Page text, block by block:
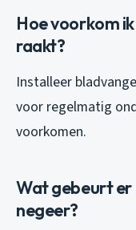
Hoe voorkom
raakt?
Installeer
voor regelmatig
voorkomen.
Wat gebeurt er
negeer?